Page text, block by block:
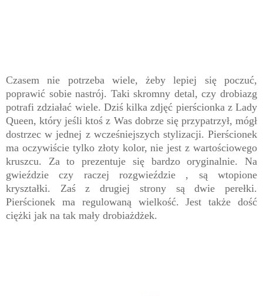
Czasem nie potrzeba wiele, żeby lepiej się poczuć,
poprawić sobie nastrój. Taki skromny detal, czy drobiazg
potrafi zdziałać wiele. Dziś kilka zdjęć pierścionka z Lady
Queen, który jeśli ktoś z Was dobrze się przypatrzył, mógł
dostrzec w jednej z wcześniejszych stylizacji. Pierścionek
ma oczywiście tylko złoty kolor, nie jest z wartościowego
kruszcu. Za to prezentuje się bardzo oryginalnie. Na
gwieździe czy raczej rozgwieździe , są wtopione
kryształki. Zaś z drugiej strony są dwie perełki.
Pierścionek ma regulowaną wielkość. Jest także dość
ciężki jak na tak mały drobiażdżek.